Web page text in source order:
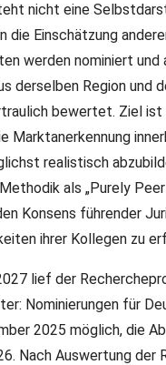
nicht eine
die Einschätzung
werden nominiert und
derselben Region und
bewertet. Ziel ist
Marktanerkennung
realistisch
als „Purely Peer
Konsens führender
ihrer Kollegen zu
lief der
Nominierungen für
2025 möglich, die
Nach Auswertung der